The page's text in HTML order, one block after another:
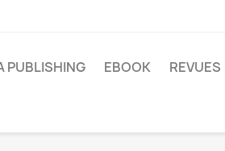
PUBLISHING EBOOK REVUES